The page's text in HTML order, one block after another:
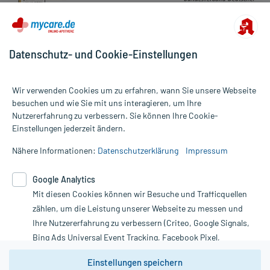
Alle Preise gelten inkl. MwSt., ggf. zzgl. Versandkosten
Informationen auf dieser Website werden ausschließlich für
die Untersuchung und Behandlung durch einen Arzt. Bitte
Therapien eingeleitet werden können. | Diese Webseite benutzt
Google Analytics. Lesen Sie bitte dazu die wichtigen Hinweise in
unserer Datenschutzerklärung. Für den Widerruf einer Bestellung
nutzen Sie das Formular:
Vertrag widerrufen
Datenschutz- und Cookie-Einstellungen
Wir verwenden Cookies um zu erfahren, wann Sie unsere Webseite
besuchen und wie Sie mit uns interagieren, um Ihre
Nutzererfahrung zu verbessern. Sie können Ihre Cookie-
Einstellungen jederzeit ändern.
Nähere Informationen: Datenschutzerklärung Impressum
Google Analytics
Mit diesen Cookies können wir Besuche und Trafficquellen
zählen, um die Leistung unserer Webseite zu messen und
Ihre Nutzererfahrung zu verbessern (Criteo, Google Signals,
Bing Ads Universal Event Tracking, Facebook Pixel,
Youtube-Social Plugin).
Einstellungen speichern